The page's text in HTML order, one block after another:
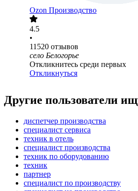
Ozon Производство
4.5
•
11520 отзывов
село Белогорье
Откликнитесь среди первых
Откликнуться
Другие пользователи
диспетчер производства
специалист сервиса
техник в отель
специалист производства
техник по оборудованию
техник
партнер
специалист по производству